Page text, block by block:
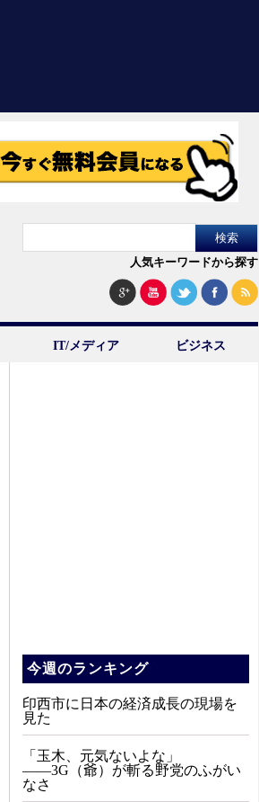
人気キーワードから探す
IT/メディア ビジネス
今週のランキング
印西市に日本の経済成長の現場を
見た
「玉木、元気ないよな」
――3G（爺）が斬る野党のふがい
なさ